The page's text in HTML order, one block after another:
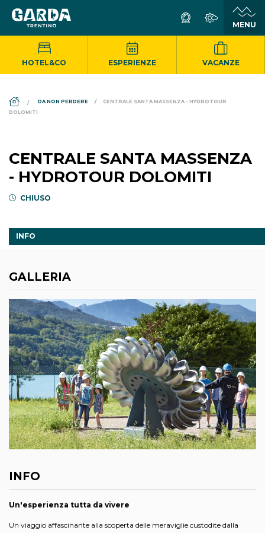
HOTEL&CO ESPERIENZE VACANZE
DA NON PERDERE
CENTRALE SANTA MASSENZA - HYDROTOUR
DOLOMITI
CENTRALE SANTA MASSENZA
- HYDROTOUR DOLOMITI
CHIUSO
INFO
GALLERIA
INFO
Un'esperienza tutta da vivere
Un viaggio affascinante alla scoperta delle meraviglie custodite dalla